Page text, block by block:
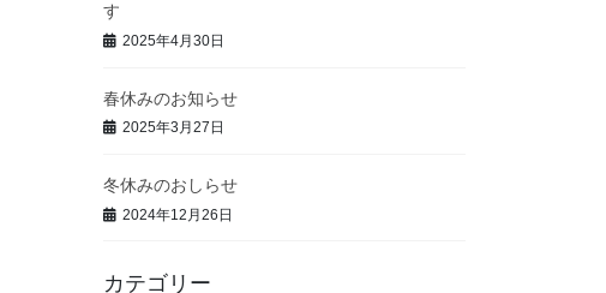
す
2025年4月30日
春休みのお知らせ
2025年3月27日
冬休みのおしらせ
2024年12月26日
カテゴリー